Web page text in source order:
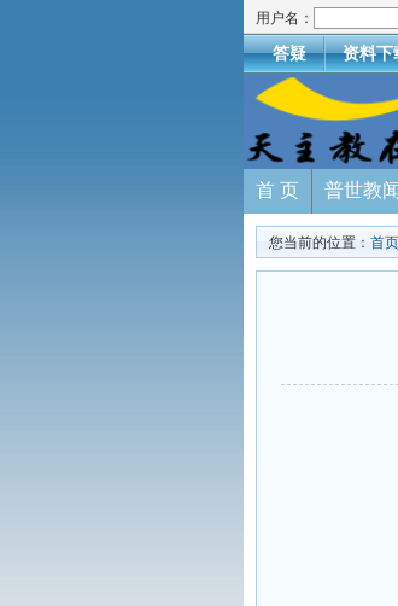
用户名：
答疑 资料下
首 页 普世教闻
您当前的位置： 首页